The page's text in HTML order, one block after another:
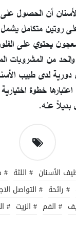
أن الحصول على
روتين متكامل
يحتوي على
من المشروبات
لدى طبيب
اعتبارها خطوة
بديلاً عنه.
الأسنان # اللثة #
# رائحة # التواصل
# الفم # الزيت #